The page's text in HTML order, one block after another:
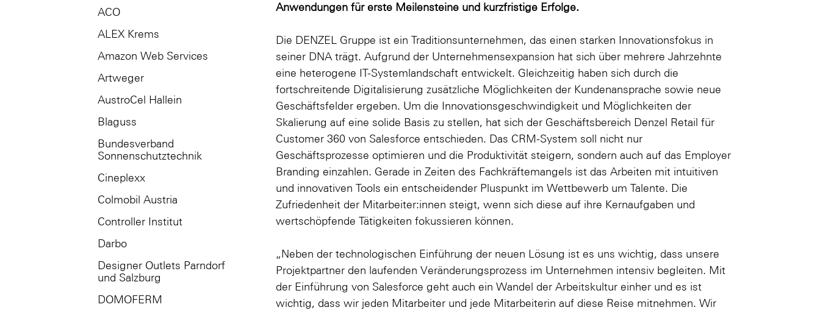
ACO
ALEX Krems
Amazon Web Services
Artweger
AustroCel Hallein
Blaguss
Bundesverband
Sonnenschutztechnik
Cineplexx
Colmobil Austria
Controller Institut
Darbo
Designer Outlets Parndorf
und Salzburg
DOMOFERM
Anwendungen für erste Meilensteine und kurzfristige Erfolge.
Die DENZEL Gruppe ist ein Traditionsunternehmen, das einen starken Innovationsfokus in
seiner DNA trägt. Aufgrund der Unternehmensexpansion hat sich über mehrere Jahrzehnte
eine heterogene IT-Systemlandschaft entwickelt. Gleichzeitig haben sich durch die
fortschreitende Digitalisierung zusätzliche Möglichkeiten der Kundenansprache sowie neue
Geschäftsfelder ergeben. Um die Innovationsgeschwindigkeit und Möglichkeiten der
Skalierung auf eine solide Basis zu stellen, hat sich der Geschäftsbereich Denzel Retail für
Customer 360 von Salesforce entschieden. Das CRM-System soll nicht nur
Geschäftsprozesse optimieren und die Produktivität steigern, sondern auch auf das Employer
Branding einzahlen. Gerade in Zeiten des Fachkräftemangels ist das Arbeiten mit intuitiven
und innovativen Tools ein entscheidender Pluspunkt im Wettbewerb um Talente. Die
Zufriedenheit der Mitarbeiter:innen steigt, wenn sich diese auf ihre Kernaufgaben und
wertschöpfende Tätigkeiten fokussieren können.
„Neben der technologischen Einführung der neuen Lösung ist es uns wichtig, dass unsere
Projektpartner den laufenden Veränderungsprozess im Unternehmen intensiv begleiten. Mit
der Einführung von Salesforce geht auch ein Wandel der Arbeitskultur einher und es ist
wichtig, dass wir jeden Mitarbeiter und jede Mitarbeiterin auf diese Reise mitnehmen. Wir